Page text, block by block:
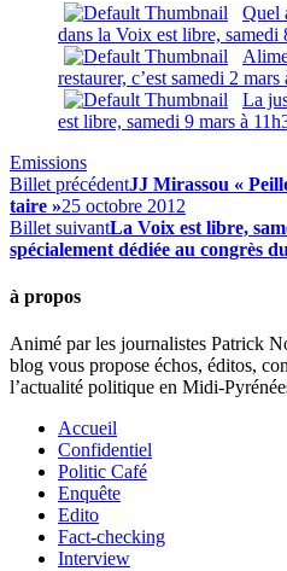
Quel
dans la Voix est libre, samedi
restaurer, c’est samedi 2
La
est libre, samedi 9 mars à
Emissions
Billet précédentJJ Mirassou «
taire »25 octobre 2012
Billet suivantLa Voix est libre,
spécialement dédiée au congrès
à propos
Animé par les journalistes Patrick
blog vous propose échos, éditos,
l’actualité politique en Midi-
Accueil
Confidentiel
Politic Café
Enquête
Edito
Fact-checking
Interview